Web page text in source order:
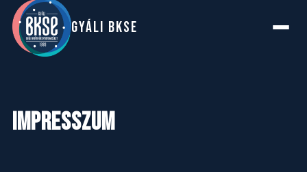
GYáLI BKSE
Rólunk
Impresszum